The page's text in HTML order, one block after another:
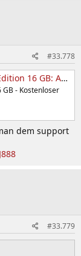
#33.778
Computer & Zubehör
GB - Kostenloser
dem support
#33.779